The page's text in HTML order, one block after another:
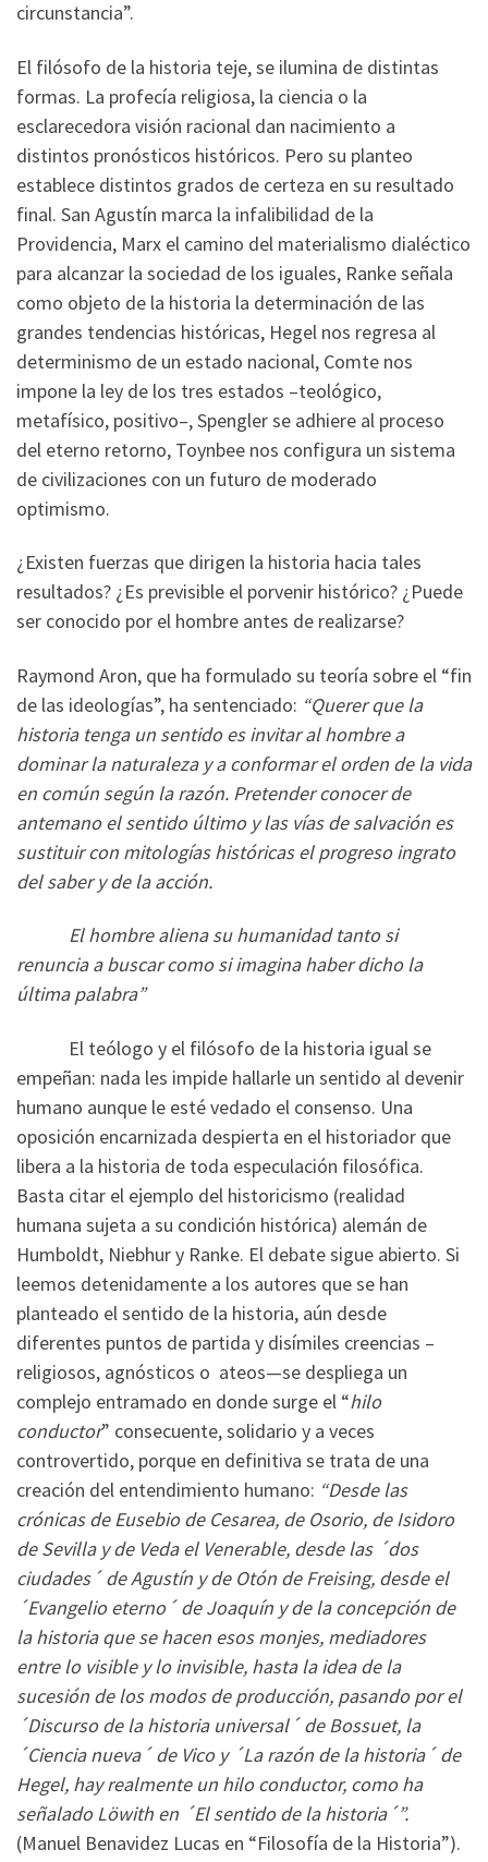
circunstancia”.
El filósofo de la historia teje, se ilumina de distintas
formas. La profecía religiosa, la ciencia o la
esclarecedora visión racional dan nacimiento a
distintos pronósticos históricos. Pero su planteo
establece distintos grados de certeza en su resultado
final. San Agustín marca la infalibilidad de la
Providencia, Marx el camino del materialismo dialéctico
para alcanzar la sociedad de los iguales, Ranke señala
como objeto de la historia la determinación de las
grandes tendencias históricas, Hegel nos regresa al
determinismo de un estado nacional, Comte nos
impone la ley de los tres estados –teológico,
metafísico, positivo–, Spengler se adhiere al proceso
del eterno retorno, Toynbee nos configura un sistema
de civilizaciones con un futuro de moderado
optimismo.
¿Existen fuerzas que dirigen la historia hacia tales
resultados? ¿Es previsible el porvenir histórico? ¿Puede
ser conocido por el hombre antes de realizarse?
Raymond Aron, que ha formulado su teoría sobre el “fin
de las ideologías”, ha sentenciado: “Querer que la
historia tenga un sentido es invitar al hombre a
dominar la naturaleza y a conformar el orden de la vida
en común según la razón. Pretender conocer de
antemano el sentido último y las vías de salvación es
sustituir con mitologías históricas el progreso ingrato
del saber y de la acción.
El hombre aliena su humanidad tanto si
renuncia a buscar como si imagina haber dicho la
última palabra”
El teólogo y el filósofo de la historia igual se
empeñan: nada les impide hallarle un sentido al devenir
humano aunque le esté vedado el consenso. Una
oposición encarnizada despierta en el historiador que
libera a la historia de toda especulación filosófica.
Basta citar el ejemplo del historicismo (realidad
humana sujeta a su condición histórica) alemán de
Humboldt, Niebhur y Ranke. El debate sigue abierto. Si
leemos detenidamente a los autores que se han
planteado el sentido de la historia, aún desde
diferentes puntos de partida y disímiles creencias –
religiosos, agnósticos o ateos—se despliega un
complejo entramado en donde surge el “hilo
conductor” consecuente, solidario y a veces
controvertido, porque en definitiva se trata de una
creación del entendimiento humano: “Desde las
crónicas de Eusebio de Cesarea, de Osorio, de Isidoro
de Sevilla y de Veda el Venerable, desde las ´dos
ciudades´ de Agustín y de Otón de Freising, desde el
´Evangelio eterno´ de Joaquín y de la concepción de
la historia que se hacen esos monjes, mediadores
entre lo visible y lo invisible, hasta la idea de la
sucesión de los modos de producción, pasando por el
´Discurso de la historia universal´ de Bossuet, la
´Ciencia nueva´ de Vico y ´La razón de la historia´ de
Hegel, hay realmente un hilo conductor, como ha
señalado Löwith en ´El sentido de la historia´”.
(Manuel Benavidez Lucas en “Filosofía de la Historia”).